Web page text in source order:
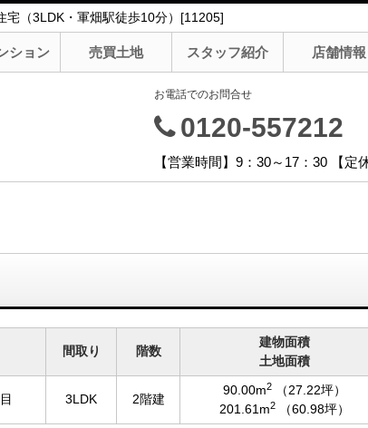
宅（3LDK・軍畑駅徒歩10分）[11205]
ション 売買土地 スタッフ紹介 店舗情報
お電話でのお問合せ
0120-557212
【営業時間】9：30～17：30 【定
間取り 階数
建物面積
土地面積
3LDK 2階建
90.00m2
（27.22坪）
201.61m2 （60.98坪）